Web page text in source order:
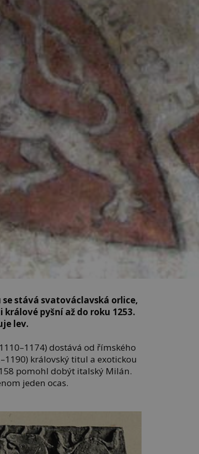
stává svatováclavská orlice,
pyšní až do roku 1253.
lev.
dostává od římského
královský titul a exotickou
pomohl dobýt italský Milán.
jeden ocas.